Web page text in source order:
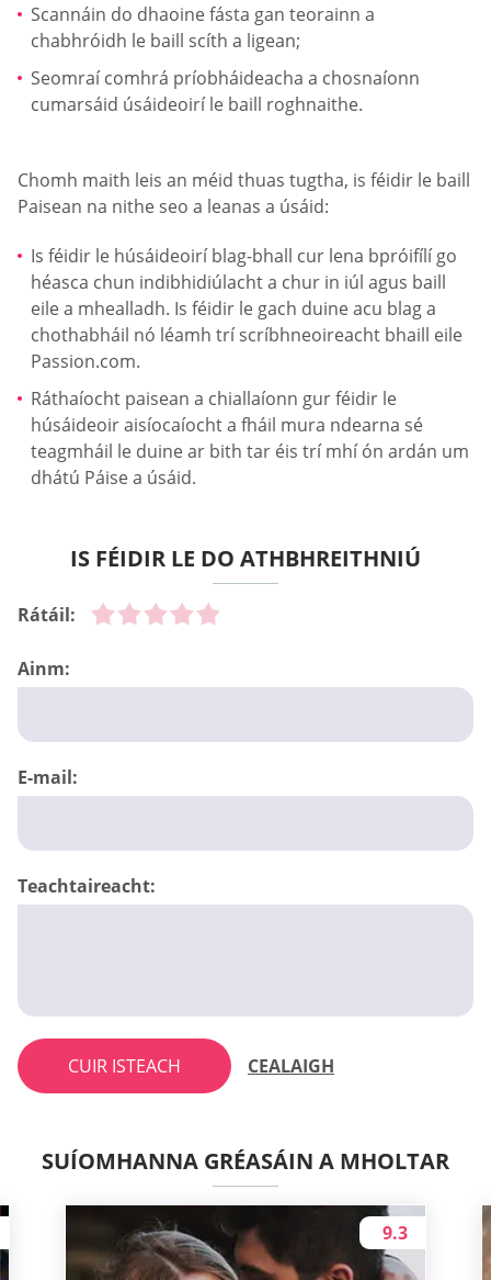
Scannáin do dhaoine fásta gan teorainn a
chabhróidh le baill scíth a ligean;
Seomraí comhrá príobháideacha a chosnaíonn
cumarsáid úsáideoirí le baill roghnaithe.
Chomh maith leis an méid thuas tugtha, is féidir le baill
Paisean na nithe seo a leanas a úsáid:
Is féidir le húsáideoirí blag-bhall cur lena bpróifílí go
héasca chun indibhidiúlacht a chur in iúl agus baill
eile a mhealladh. Is féidir le gach duine acu blag a
chothabháil nó léamh trí scríbhneoireacht bhaill eile
Passion.com.
Ráthaíocht paisean a chiallaíonn gur féidir le
húsáideoir aisíocaíocht a fháil mura ndearna sé
teagmháil le duine ar bith tar éis trí mhí ón ardán um
dhátú Páise a úsáid.
IS FÉIDIR LE DO ATHBHREITHNIÚ
Rátáil:
Ainm:
E-mail:
Teachtaireacht:
CUIR ISTEACH CEALAIGH
SUÍOMHANNA GRÉASÁIN A MHOLTAR
9.3